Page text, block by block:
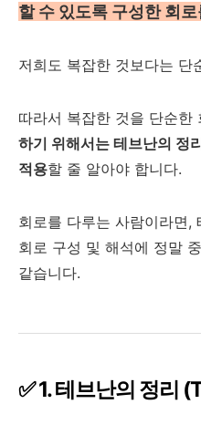
할 수 있도록 구성한 회
저희도 복잡한 것보다는 단
따라서 복잡한 것을 단순한
하기 위해서는 테브난의 정
적용할 줄 알아야 합니다.
회로를 다루는 사람이라면,
회로 구성 및 해석에 정말
같습니다.
✅ 1. 테브난의 정리